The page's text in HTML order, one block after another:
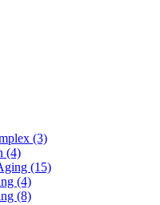
(3)
(4)
(15)
(4)
(8)